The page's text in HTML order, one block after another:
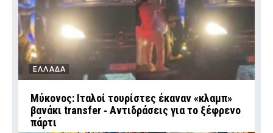
ΕΛΛΑΔΑ
Μύκονος: Ιταλοί τουρίστες έκαναν «κλαμπ»
βανάκι transfer ‑ Αντιδράσεις για το ξέφρενο
πάρτι